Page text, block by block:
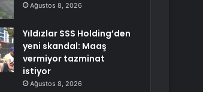
Ağustos 8, 2026
Yıldızlar SSS Holding’den
yeni skandal: Maaş
vermiyor tazminat
istiyor
Ağustos 8, 2026